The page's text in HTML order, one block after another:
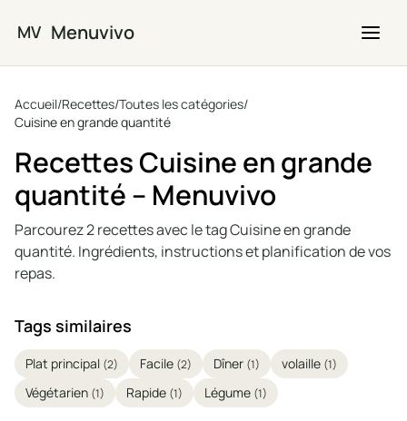
MV Menuvivo
Accueil/Recettes/Toutes les catégories/
Cuisine en grande quantité
Recettes Cuisine en grande
quantité – Menuvivo
Parcourez 2 recettes avec le tag Cuisine en grande
quantité. Ingrédients, instructions et planification de vos
repas.
Tags similaires
Plat principal (2) Facile (2) Dîner (1) volaille (1)
Végétarien (1) Rapide (1) Légume (1)